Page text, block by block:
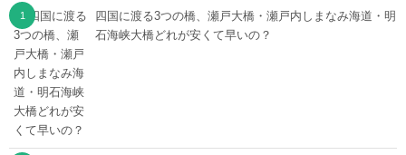
四国に渡る3つの橋、瀬戸大橋・瀬戸内しまなみ海道・明
石海峡大橋どれが安くて早いの？